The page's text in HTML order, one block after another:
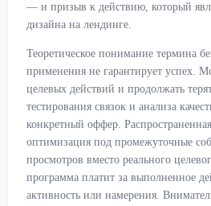
— и призыв к действию, который
дизайна на лендинге.
Теоретическое понимание термина
применения не гарантирует успех.
целевых действий и продолжать
тестирования связок и анализа
конкретный оффер.
оптимизация под промежуточные
просмотров вместо реального
программа платит за выполненное
активность или намерения.